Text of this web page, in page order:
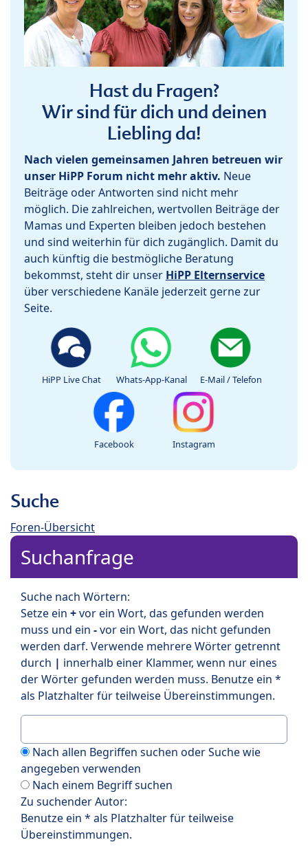
Hast du Fragen?
Wir sind für dich und deinen
Liebling da!
Nach vielen gemeinsamen Jahren betreuen wir
unser HiPP Forum nicht mehr aktiv. Neue
Beiträge oder Antworten sind nicht mehr
möglich. Die zahlreichen, wertvollen Beiträge der
Mamas und Experten bleiben jedoch bestehen
und sind weiterhin für dich zugänglich. Damit du
auch künftig die bestmögliche Beratung
bekommst, steht dir unser HiPP Elternservice
über verschiedene Kanäle jederzeit gerne zur
Seite.
HiPP Live Chat Whats-App-Kanal E-Mail / Telefon
Facebook Instagram
Suche
Foren-Übersicht
Suchanfrage
Suche nach Wörtern:
Setze ein +vor ein Wort, das gefunden werden
muss und ein -vor ein Wort, das nicht gefunden
werden darf. Verwende mehrere Wörter getrennt
durch | innerhalb einer Klammer, wenn nur eines
der Wörter gefunden werden muss. Benutze ein *
als Platzhalter für teilweise Übereinstimmungen.
Nach allen Begriffen suchen oder Suche wie
angegeben verwenden
Nach einem Begriff suchen
Zu suchender Autor:
Benutze ein * als Platzhalter für teilweise
Übereinstimmungen.